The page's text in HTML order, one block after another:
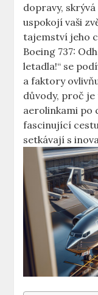
dopravy,
uspokojí ​vaši
tajemství ‌jeho‌
⁣Boeing 737:
letadla!“ ⁣se
a‍ faktory
důvody,‌ proč⁤
aerolinkami po⁢
fascinující
setkávají s